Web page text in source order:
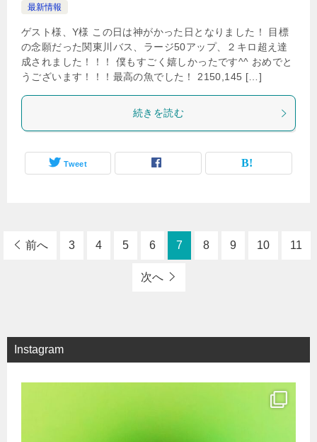
最新情報
ゲスト様、Y様 この日は神がかった日となりました！ 目標
の念願だった関東川バス、ラージ50アップ、２キロ超え達
成されました！！！ 僕もすごく嬉しかったです^^ おめでと
うございます！！！最高の魚でした！ 2150,145 […]
続きを読む
Tweet
前へ 3 4 5 6 7 8 9 10 11
次へ
Instagram